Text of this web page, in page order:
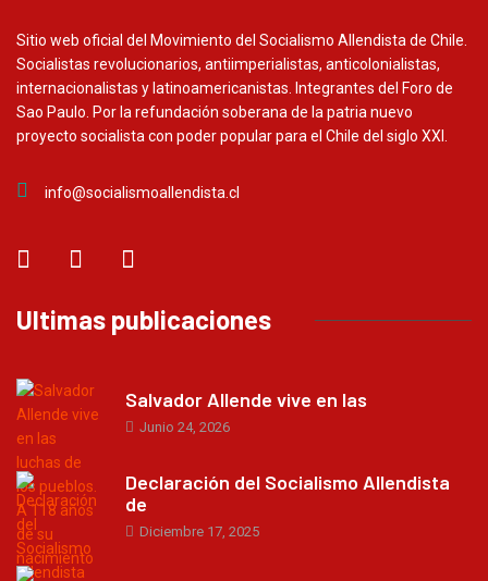
Sitio web oficial del Movimiento del Socialismo Allendista de Chile.
Socialistas revolucionarios, antiimperialistas, anticolonialistas,
internacionalistas y latinoamericanistas. Integrantes del Foro de
Sao Paulo. Por la refundación soberana de la patria nuevo
proyecto socialista con poder popular para el Chile del siglo XXI.
info@socialismoallendista.cl
Ultimas publicaciones
Salvador Allende vive en las
Junio 24, 2026
Declaración del Socialismo Allendista
de
Diciembre 17, 2025